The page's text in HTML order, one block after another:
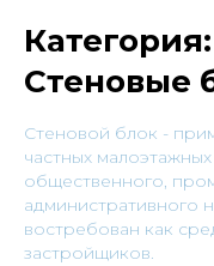
Категория:
Стеновые
Cтеновой блок -
частных
общественного,
административного
востребован как
застройщиков.